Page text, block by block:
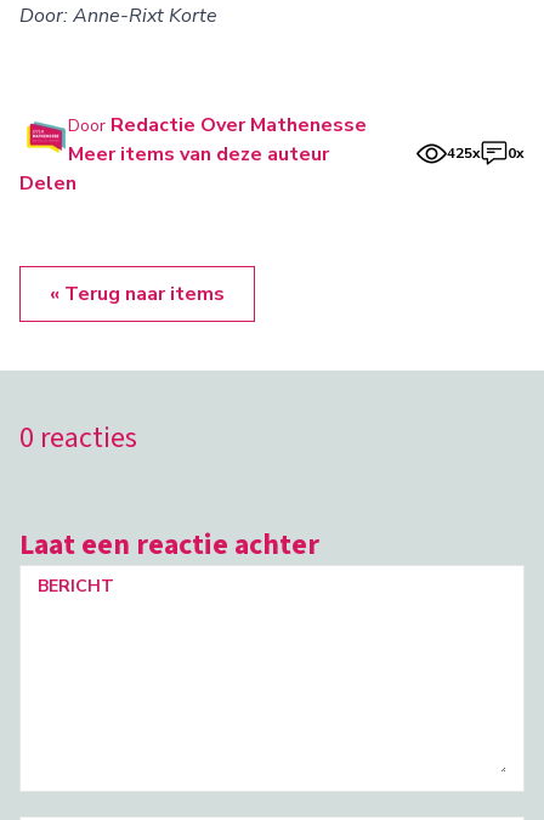
Door: Anne-Rixt Korte
Door Redactie Over Mathenesse
Meer items van deze auteur
425x 0x
Delen
« Terug naar items
0 reacties
Laat een reactie achter
BERICHT